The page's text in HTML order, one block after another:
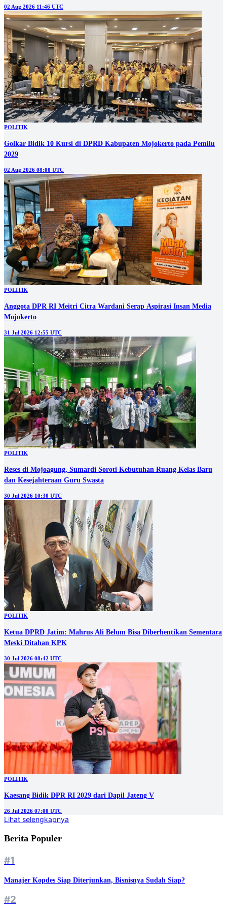
02 Aug 2026 11:46 UTC
POLITIK
Golkar Bidik 10 Kursi di DPRD Kabupaten Mojokerto pada Pemilu
2029
02 Aug 2026 08:00 UTC
POLITIK
Anggota DPR RI Meitri Citra Wardani Serap Aspirasi Insan Media
Mojokerto
31 Jul 2026 12:55 UTC
POLITIK
Reses di Mojoagung, Sumardi Soroti Kebutuhan Ruang Kelas Baru
dan Kesejahteraan Guru Swasta
30 Jul 2026 10:30 UTC
POLITIK
Ketua DPRD Jatim: Mahrus Ali Belum Bisa Diberhentikan Sementara
Meski Ditahan KPK
30 Jul 2026 08:42 UTC
POLITIK
Kaesang Bidik DPR RI 2029 dari Dapil Jateng V
26 Jul 2026 07:00 UTC
Lihat selengkapnya
Berita Populer
#1
Manajer Kopdes Siap Diterjunkan, Bisnisnya Sudah Siap?
#2